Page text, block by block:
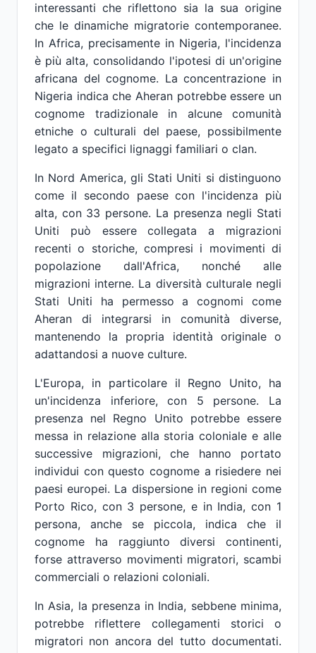
interessanti che riflettono sia la sua origine
che le dinamiche migratorie contemporanee.
In Africa, precisamente in Nigeria, l'incidenza
è più alta, consolidando l'ipotesi di un'origine
africana del cognome. La concentrazione in
Nigeria indica che Aheran potrebbe essere un
cognome tradizionale in alcune comunità
etniche o culturali del paese, possibilmente
legato a specifici lignaggi familiari o clan.
In Nord America, gli Stati Uniti si distinguono
come il secondo paese con l'incidenza più
alta, con 33 persone. La presenza negli Stati
Uniti può essere collegata a migrazioni
recenti o storiche, compresi i movimenti di
popolazione dall'Africa, nonché alle
migrazioni interne. La diversità culturale negli
Stati Uniti ha permesso a cognomi come
Aheran di integrarsi in comunità diverse,
mantenendo la propria identità originale o
adattandosi a nuove culture.
L'Europa, in particolare il Regno Unito, ha
un'incidenza inferiore, con 5 persone. La
presenza nel Regno Unito potrebbe essere
messa in relazione alla storia coloniale e alle
successive migrazioni, che hanno portato
individui con questo cognome a risiedere nei
paesi europei. La dispersione in regioni come
Porto Rico, con 3 persone, e in India, con 1
persona, anche se piccola, indica che il
cognome ha raggiunto diversi continenti,
forse attraverso movimenti migratori, scambi
commerciali o relazioni coloniali.
In Asia, la presenza in India, sebbene minima,
potrebbe riflettere collegamenti storici o
migratori non ancora del tutto documentati.